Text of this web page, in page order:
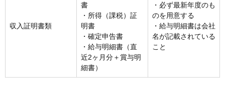
収入証明書類
書
・所得（課税）証
明書
・確定申告書
・給与明細書（直
近2ヶ月分＋賞与明
細書）
・必ず最新年度のも
のを用意する
・給与明細書は会社
名が記載されている
こと